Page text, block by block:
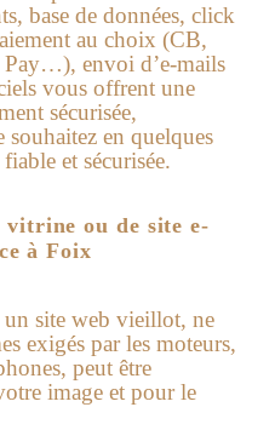
base de données, click
au choix (CB,
Pay…), envoi d’e-mails
vous offrent une
sécurisée,
en quelques
et sécurisée.
vitrine ou de site e-
à Foix
un site web vieillot, ne
exigés par les moteurs,
peut être
image et pour le